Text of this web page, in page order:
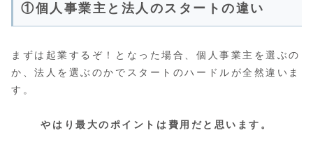
①個人事業主と法人のスタートの違い
まずは起業するぞ！となった場合、個人事業主を選ぶの
か、法人を選ぶのかでスタートのハードルが全然違いま
す。
やはり最大のポイントは費用だと思います。